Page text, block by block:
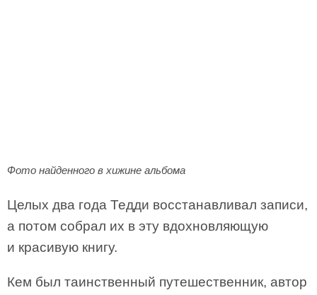
Фото найденного в хижине альбома
Целых два года Тедди восстанавливал записи,
а потом собрал их в эту вдохновляющую
и красивую книгу.
Кем был таинственный путешественник, автор